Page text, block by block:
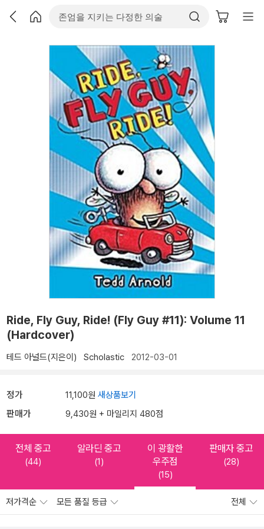
Ride, Fly Guy, Ride! (Fly Guy #11): Volume 11
(Hardcover)
테드 아널드(지은이) Scholastic 2012-03-01
정가 11,100원 새상품보기
판매가 9,430원 + 마일리지 480점
전체 중고
(44)
알라딘 중고
(1)
이 광활한
우주점
(15)
판매자 중고
(28)
저가격순 모든 품질 등급 전체